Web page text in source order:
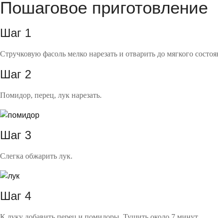
Пошаговое приготовление
Шаг 1
Стручковую фасоль мелко нарезать и отварить до мягкого
Шаг 2
Помидор, перец, лук нарезать.
Шаг 3
Слегка обжарить лук.
Шаг 4